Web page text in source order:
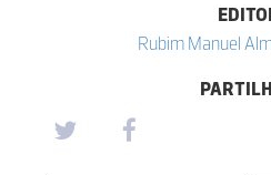
Rubim Manuel